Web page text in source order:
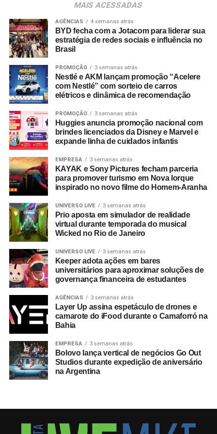
Data: 27 e 28 de outubro de 2021
Horário: 10h às 12h
Local: Centro de Convenções Rebouças
Endereço : Avenida Rebouças, 600 – Pinheiros, São
Paulo-SP
Mais informações e inscrições
TÓPICOS RELACIONADOS: DESTAQUE
A SEGUIR
Parque da Cerveja realiza 1ª edição da
Oktoberfest em Campos do Jordão
NÃO PERCA
Festival Varilux de Cinema Francês anuncia as
datas de sua edição presencial de 2021
o fortalecimento desse mercado, que ainda tem um
enorme potencial de crescimento no país”, destaca
Johnny Reitzfeld, fundador e
O credenciamento é destinado a profissionais de toda a
cadeia produtiva — incluindo varejistas, fabricantes,
distribuidores, fornecedores e consultores —
interessados no mapeamento de tendências e na
geração de novas parcerias comerciais.
MAIS ACESSADAS
AGÊNCIAS 4 semanas atrás
BYD fecha com a Jotacom para liderar sua
estratégia de redes sociais e influência no
Brasil
PROMOÇÃO 3 semanas atrás
Nestlé e AKM lançam promoção “Acelere
com Nestlé” com sorteio de carros
elétricos e dinâmica de recomendação
PROMOÇÃO 3 semanas atrás
Huggies anuncia promoção nacional com
brindes licenciados da Disney e Marvel e
expande linha de cuidados infantis
EMPRESA 3 semanas atrás
KAYAK e Sony Pictures fecham parceria
para promover turismo em Nova Iorque
inspirado no novo filme do Homem-Aranha
UNIVERSO LIVE 3 semanas atrás
Prio aposta em simulador de realidade
virtual durante temporada do musical
Wicked no Rio de Janeiro
UNIVERSO LIVE 3 semanas atrás
Keeper adota ações em bares
universitários para aproximar soluções de
governança financeira de estudantes
AGÊNCIAS 3 semanas atrás
Layer Up assina espetáculo de drones e
camarote do iFood durante o Camaforró na
Bahia
EMPRESA 3 semanas atrás
Bolovo lança vertical de negócios Go Out
Studios durante expedição de aniversário
na Argentina